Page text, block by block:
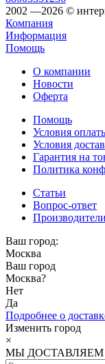
2002 —2026 ©
Компания
Информация
Помощь
О компании
Новости
Оферта
Помощь
Условия
Условия
Гарантия на
Политика
Статьи
Вопрос-ответ
Производители
Ваш город:
Москва
Ваш город
Москва?
Нет
Да
Подробнее о
Изменить город
×
МЫ ДОСТАВЛЯЕМ